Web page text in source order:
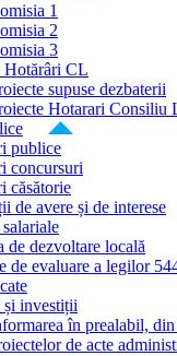
1
2
3
Hotărâri CL
supuse dezbaterii
Hotarari Consiliu
publice
concursuri
căsătorie
de avere și de interese
de dezvoltare locală
de evaluare a legilor
și investiții
în prealabil,
de acte